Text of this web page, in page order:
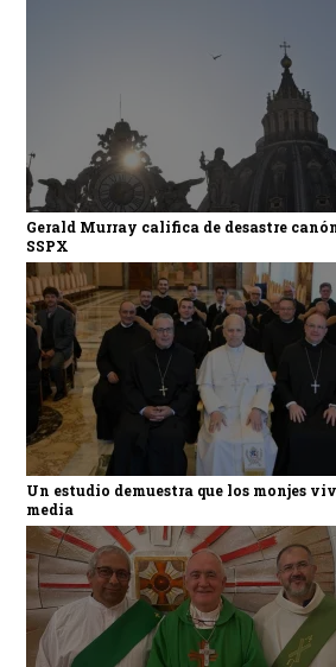
Gerald Murray califica de desastre
SSPX
Un estudio demuestra que los monjes
media